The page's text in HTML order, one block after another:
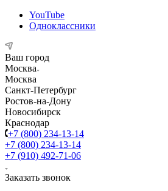
YouTube
Одноклассники
Ваш город
Москва
Москва
Санкт-Петербург
Ростов-на-Дону
Новосибирск
Краснодар
+7 (800) 234-13-14
+7 (800) 234-13-14
+7 (910) 492-71-06
Заказать звонок